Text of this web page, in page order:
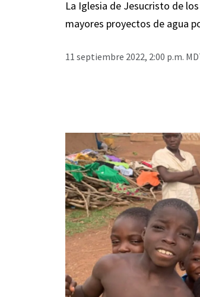
La Iglesia de Jesucristo de
mayores proyectos de agua
11 septiembre 2022, 2:00 p.m.